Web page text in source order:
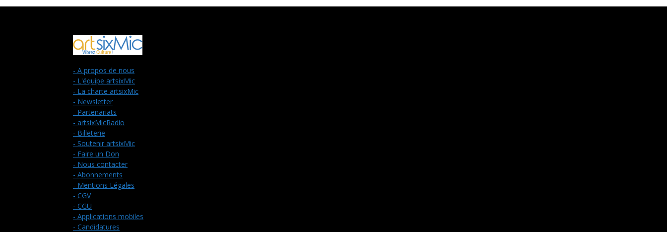
- A propos de nous
- L'équipe artsixMic
- La charte artsixMic
- Newsletter
- Partenariats
- artsixMicRadio
- Billeterie
- Soutenir artsixMic
- Faire un Don
- Nous contacter
- Abonnements
- Mentions Légales
- CGV
- CGU
- Applications mobiles
- Candidatures